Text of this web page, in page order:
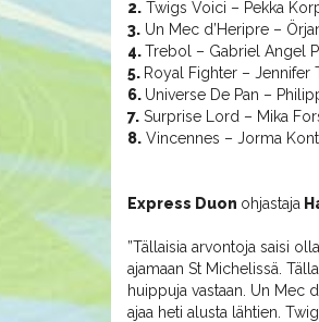
2. Twigs Voici – Pekka
3. Un Mec d’Heripre –
4.Trebol – Gabriel Angel
5. Royal Fighter – Jennifer
6. Universe De Pan –
7. Surprise Lord – Mika
8. Vincennes – Jorma
Express Duon ohjastaja
”Tällaisia arvontoja saisi
ajamaan St Michelissä.
huippuja vastaan. Un Mec
ajaa heti alusta lähtien.